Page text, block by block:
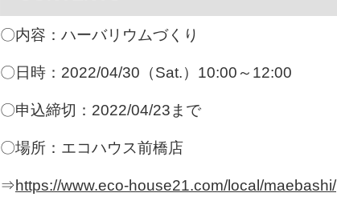
〇内容：ハーバリウムづくり
〇日時：2022/04/30（Sat.）10:00～12:00
〇申込締切：2022/04/23まで
〇場所：エコハウス前橋店
⇒https://www.eco-house21.com/local/maebashi/